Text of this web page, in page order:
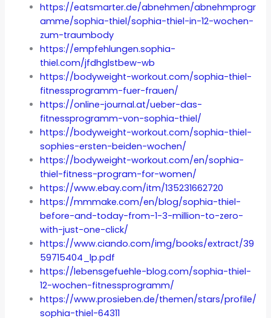
https://eatsmarter.de/abnehmen/abnehmprogr
amme/sophia-thiel/sophia-thiel-in-12-wochen-
zum-traumbody
https://empfehlungen.sophia-
thiel.com/jfdhglstbew-wb
https://bodyweight-workout.com/sophia-thiel-
fitnessprogramm-fuer-frauen/
https://online-journal.at/ueber-das-
fitnessprogramm-von-sophia-thiel/
https://bodyweight-workout.com/sophia-thiel-
sophies-ersten-beiden-wochen/
https://bodyweight-workout.com/en/sophia-
thiel-fitness-program-for-women/
https://www.ebay.com/itm/135231662720
https://mmmake.com/en/blog/sophia-thiel-
before-and-today-from-1-3-million-to-zero-
with-just-one-click/
https://www.ciando.com/img/books/extract/39
59715404_lp.pdf
https://lebensgefuehle-blog.com/sophia-thiel-
12-wochen-fitnessprogramm/
https://www.prosieben.de/themen/stars/profile/
sophia-thiel-64311